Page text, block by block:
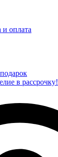
и оплата
в рассрочку!